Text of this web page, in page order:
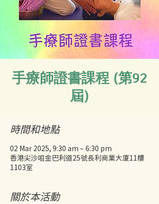
手療師證書課程 (第92
屆)
時間和地點
02 Mar 2025, 9:30 am – 6:30 pm
香港尖沙咀金巴利道25號長利商業大廈11樓
1103室
關於本活動